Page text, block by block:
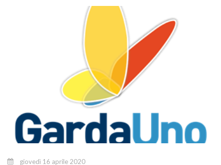
giovedì 16 aprile 2020